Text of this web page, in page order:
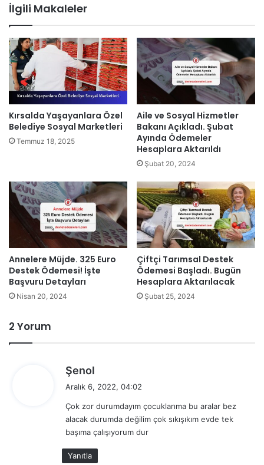
İlgili Makaleler
Kırsalda Yaşayanlara Özel
Belediye Sosyal Marketleri
Temmuz 18, 2025
Aile ve Sosyal Hizmetler
Bakanı Açıkladı. Şubat
Ayında Ödemeler
Hesaplara Aktarıldı
Şubat 20, 2024
Annelere Müjde. 325 Euro
Destek Ödemesi! İşte
Başvuru Detayları
Nisan 20, 2024
Çiftçi Tarımsal Destek
Ödemesi Başladı. Bugün
Hesaplara Aktarılacak
Şubat 25, 2024
2 Yorum
Şenol
e
i
k
i
:
Aralık 6, 2022, 04:02
Çok zor durumdayım çocuklarıma bu aralar bez
alacak durumda değilim çok sıkışıkım evde tek
başıma çalışıyorum dur
Yanıtla